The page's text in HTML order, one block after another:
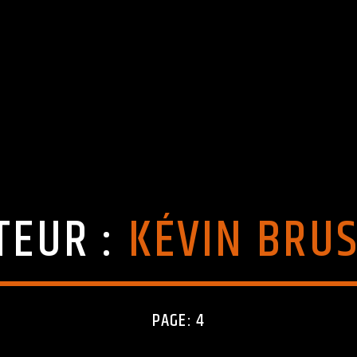
: KÉVIN
PAGE: 4